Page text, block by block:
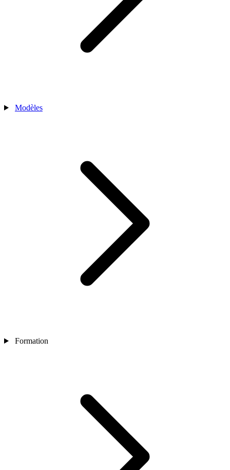
Modèles
Formation